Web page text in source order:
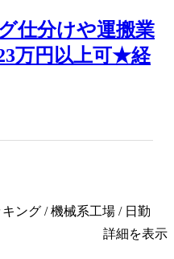
仕分けや運搬業
万円以上可★経
ング / 機械系工場 / 日勤
詳細を表示